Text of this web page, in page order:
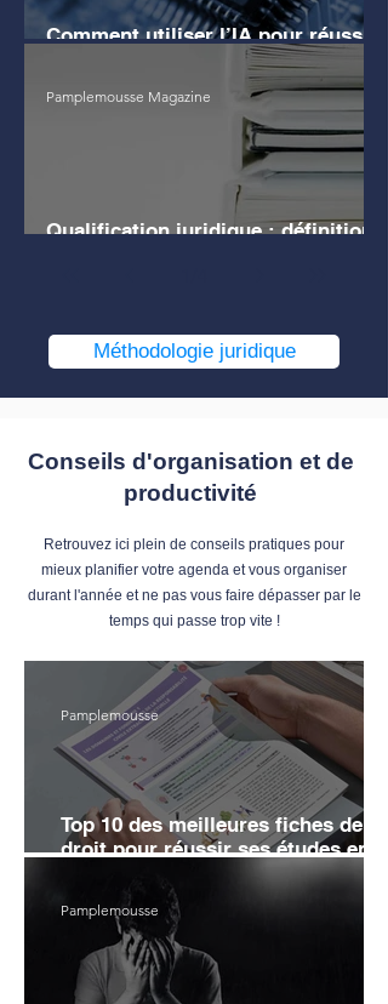
Comment utiliser l’IA pour réussir
son commentaire d'arrêt ?
Qualification juridique : définition,
Pamplemousse Magazine
Méthodologie juridique
Conseils d'organisation et de
productivité
Retrouvez ici plein de conseils pratiques pour
mieux planifier votre agenda et vous organiser
durant l'année et ne pas vous faire dépasser par le
temps qui passe trop vite !
Top 10 des meilleures fiches de
droit pour réussir ses études en
Pamplemousse
Pamplemousse